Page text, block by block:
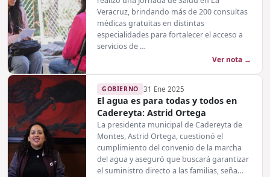
Veracruz, brindando más de 200 consultas
médicas gratuitas en distintas
especialidades para fortalecer el acceso a
servicios de …
Ver nota →
GOBIERNO 31 Ene 2025
El agua es para todas y todos en
Cadereyta: Astrid Ortega
La presidenta municipal de Cadereyta de
Montes, Astrid Ortega, cuestionó el
cumplimiento del convenio de la marcha
del agua y aseguró que buscará garantizar
el suministro directo a las familias, seña…